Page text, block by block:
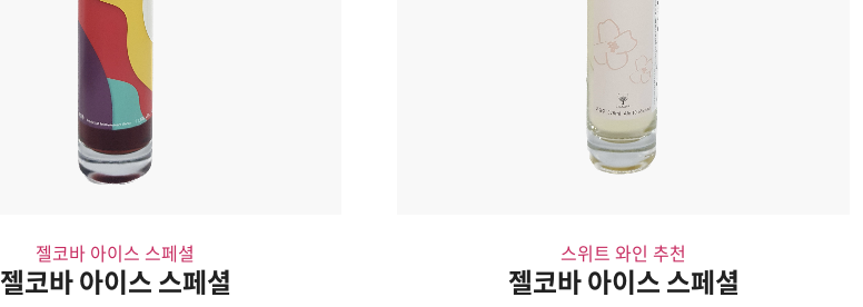
젤코바 아이스 스페셜
젤코바 아이스 스페셜
스위트 와인 추천
젤코바 아이스 스페셜